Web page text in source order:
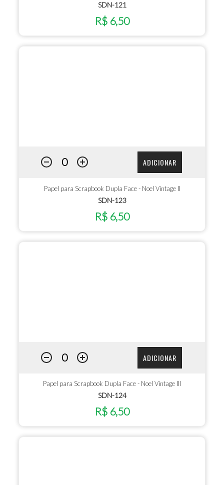
SDN-121
R$ 6,50
ADICIONAR
Papel para Scrapbook Dupla Face - Noel Vintage II
SDN-123
R$ 6,50
ADICIONAR
Papel para Scrapbook Dupla Face - Noel Vintage III
SDN-124
R$ 6,50